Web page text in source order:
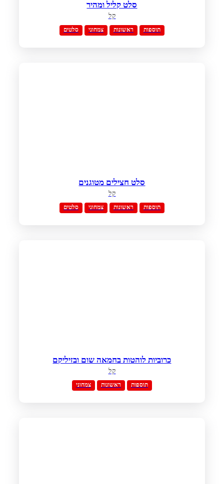
סלט קליל ומהיר
קל
סלטים צמחוני ראשונות תוספות
סלט חצילים מטוגנים
קל
סלטים צמחוני ראשונות תוספות
כרוביות לוהטות בחמאה שום ובזיליקם
קל
צמחוני ראשונות תוספות